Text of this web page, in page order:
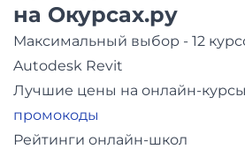
на Окурсах.ру
Максимальный выбор - 12
Autodesk Revit
Лучшие цены на онлайн-
промокоды
Рейтинги онлайн-школ